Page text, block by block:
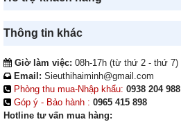
Thông tin khác
Giờ làm việc: 08h-17h (từ thứ 2 - thứ 7)
Email: Sieuthihaiminh@gmail.com
Phòng thu mua-Nhập khẩu: 0938 204 988
Góp ý - Bảo hành : 0965 415 898
Hotline tư vấn mua hàng: